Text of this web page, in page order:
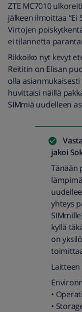
ZTE MC7010
jälkeen ilmoittaa “Ei
Virtojen
ei tilannetta
Rikkoiko nyt kevyt
Reititin on Elisan
olla asianmukaisesti
huvittaisi näillä
SIMmiä uudelleen
jakoi
Tänään
yhteys
kyllä
on
•
•